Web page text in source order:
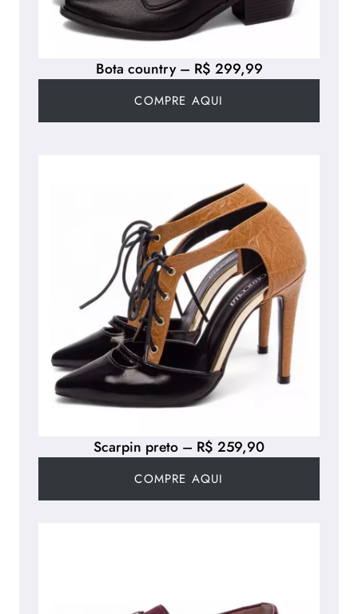
Scarpin preto – R$ 259,90
COMPRE AQUI
Bota country – R$ 299,99
COMPRE AQUI